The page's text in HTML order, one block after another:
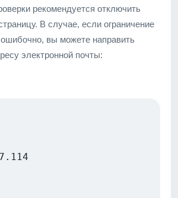
рекомендуется отключить
В случае, если ограничение
вы можете направить
электронной почты: